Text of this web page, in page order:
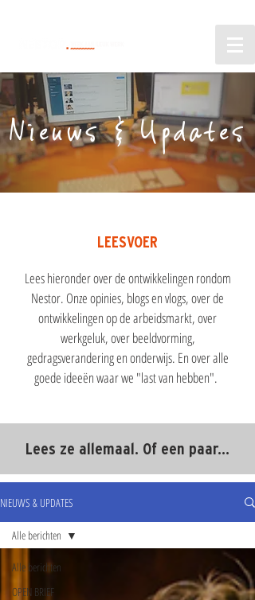
Nieuws & Updates
LEESVOER
Lees hieronder over de ontwikkelingen rondom
Nestor. Onze opinies, blogs en vlogs, over de
ontwikkelingen op de arbeidsmarkt, over
werkgeluk, over beeldvorming,
gedragsverandering en onderwijs. En over alle
goede ideeën waar we "last van hebben".
Lees ze allemaal. Of een paar...
NIEUWS & UPDATES
Alle berichten
OPEN BRIEF
Alle berichten